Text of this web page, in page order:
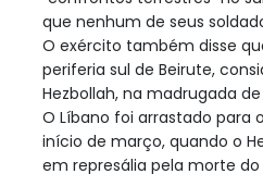
que nenhum de seus
O exército também disse
periferia sul de Beirute,
Hezbollah, na madrugada
O Líbano foi arrastado para
início de março, quando o
em represália pela morte